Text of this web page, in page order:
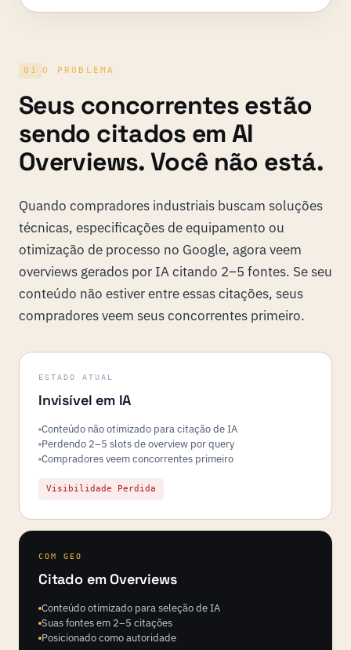
01 O PROBLEMA
Seus concorrentes estão
sendo citados em AI
Overviews. Você não está.
Quando compradores industriais buscam soluções
técnicas, especificações de equipamento ou
otimização de processo no Google, agora veem
overviews gerados por IA citando 2–5 fontes. Se seu
conteúdo não estiver entre essas citações, seus
compradores veem seus concorrentes primeiro.
ESTADO ATUAL
Invisível em IA
Conteúdo não otimizado para citação de IA
Perdendo 2–5 slots de overview por query
Compradores veem concorrentes primeiro
Visibilidade Perdida
COM GEO
Citado em Overviews
Conteúdo otimizado para seleção de IA
Suas fontes em 2–5 citações
Posicionado como autoridade